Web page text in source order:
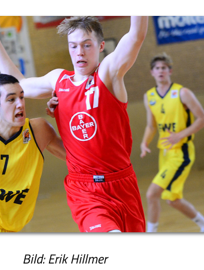
Bild: Erik Hillmer